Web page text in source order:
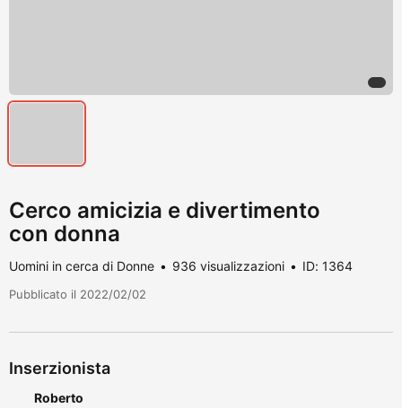
Cerco amicizia e divertimento
con donna
Uomini in cerca di Donne 936 visualizzazioni ID: 1364
Pubblicato il 2022/02/02
Inserzionista
Roberto